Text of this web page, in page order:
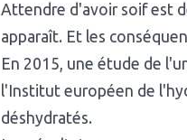
Attendre d'avoir soif est
apparaît. Et les
En 2015, une étude de
l'Institut européen de
déshydratés.